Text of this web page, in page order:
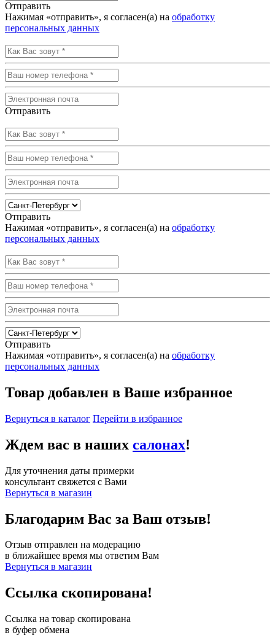
Отправить
Нажимая «отправить», я согласен(а) на обработку
персональных данных
Отправить
Отправить
Нажимая «отправить», я согласен(а) на обработку
персональных данных
Отправить
Нажимая «отправить», я согласен(а) на обработку
персональных данных
Товар добавлен в Ваше избранное
Вернуться в каталог Перейти в избранное
Ждем вас в наших салонах!
Для уточнения даты примерки
консультант свяжется с Вами
Вернуться в магазин
Благодарим Вас за Ваш отзыв!
Отзыв отправлен на модерацию
в ближайшее время мы ответим Вам
Вернуться в магазин
Ссылка скопирована!
Ссылка на товар скопирована
в буфер обмена